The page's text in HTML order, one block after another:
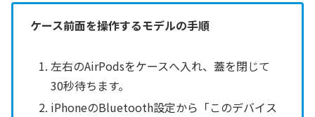
ケース前面を操作するモデルの手順
左右のAirPodsをケースへ入れ、蓋を閉じて
30秒待ちます。
iPhoneのBluetooth設定から「このデバイス